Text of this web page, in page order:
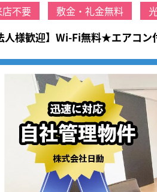
店不要 敷金・礼金無料
人様歓迎】Wi-Fi無料★エアコ